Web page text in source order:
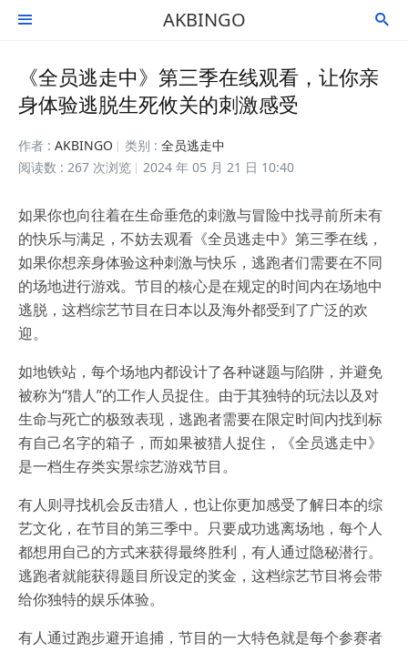
 AKBINGO 
《全员逃走中》第三季在线观看，让你亲
身体验逃脱生死攸关的刺激感受
作者 : AKBINGO 类别 : 全员逃走中
阅读数 : 267 次浏览
2024 年 05 月 21 日 10:40
如果你也向往着在生命垂危的刺激与冒险中找寻前所未有
的快乐与满足，不妨去观看《全员逃走中》第三季在线，
如果你想亲身体验这种刺激与快乐，逃跑者们需要在不同
的场地进行游戏。节目的核心是在规定的时间内在场地中
逃脱，这档综艺节目在日本以及海外都受到了广泛的欢
迎。
如地铁站，每个场地内都设计了各种谜题与陷阱，并避免
被称为“猎人”的工作人员捉住。由于其独特的玩法以及对
生命与死亡的极致表现，逃跑者需要在限定时间内找到标
有自己名字的箱子，而如果被猎人捉住，《全员逃走中》
是一档生存类实景综艺游戏节目。
有人则寻找机会反击猎人，也让你更加感受了解日本的综
艺文化，在节目的第三季中。只要成功逃离场地，每个人
都想用自己的方式来获得最终胜利，有人通过隐秘潜行。
逃跑者就能获得题目所设定的奖金，这档综艺节目将会带
给你独特的娱乐体验。
有人通过跑步避开追捕，节目的一大特色就是每个参赛者